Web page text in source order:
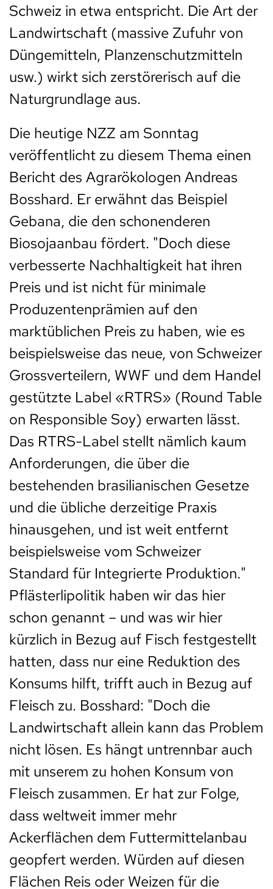
Schweiz in etwa entspricht. Die Art der
Landwirtschaft (massive Zufuhr von
Düngemitteln, Planzenschutzmitteln
usw.) wirkt sich zerstörerisch auf die
Naturgrundlage aus.
Die heutige NZZ am Sonntag
veröffentlicht zu diesem Thema einen
Bericht des Agrarökologen Andreas
Bosshard. Er erwähnt das Beispiel
Gebana, die den schonenderen
Biosojaanbau fördert. "Doch diese
verbesserte Nachhaltigkeit hat ihren
Preis und ist nicht für minimale
Produzentenprämien auf den
marktüblichen Preis zu haben, wie es
beispielsweise das neue, von Schweizer
Grossverteilern, WWF und dem Handel
gestützte Label «RTRS» (Round Table
on Responsible Soy) erwarten lässt.
Das RTRS-Label stellt nämlich kaum
Anforderungen, die über die
bestehenden brasilianischen Gesetze
und die übliche derzeitige Praxis
hinausgehen, und ist weit entfernt
beispielsweise vom Schweizer
Standard für Integrierte Produktion."
Pflästerlipolitik haben wir das hier
schon genannt – und was wir hier
kürzlich in Bezug auf Fisch festgestellt
hatten, dass nur eine Reduktion des
Konsums hilft, trifft auch in Bezug auf
Fleisch zu. Bosshard: "Doch die
Landwirtschaft allein kann das Problem
nicht lösen. Es hängt untrennbar auch
mit unserem zu hohen Konsum von
Fleisch zusammen. Er hat zur Folge,
dass weltweit immer mehr
Ackerflächen dem Futtermittelanbau
geopfert werden. Würden auf diesen
Flächen Reis oder Weizen für die